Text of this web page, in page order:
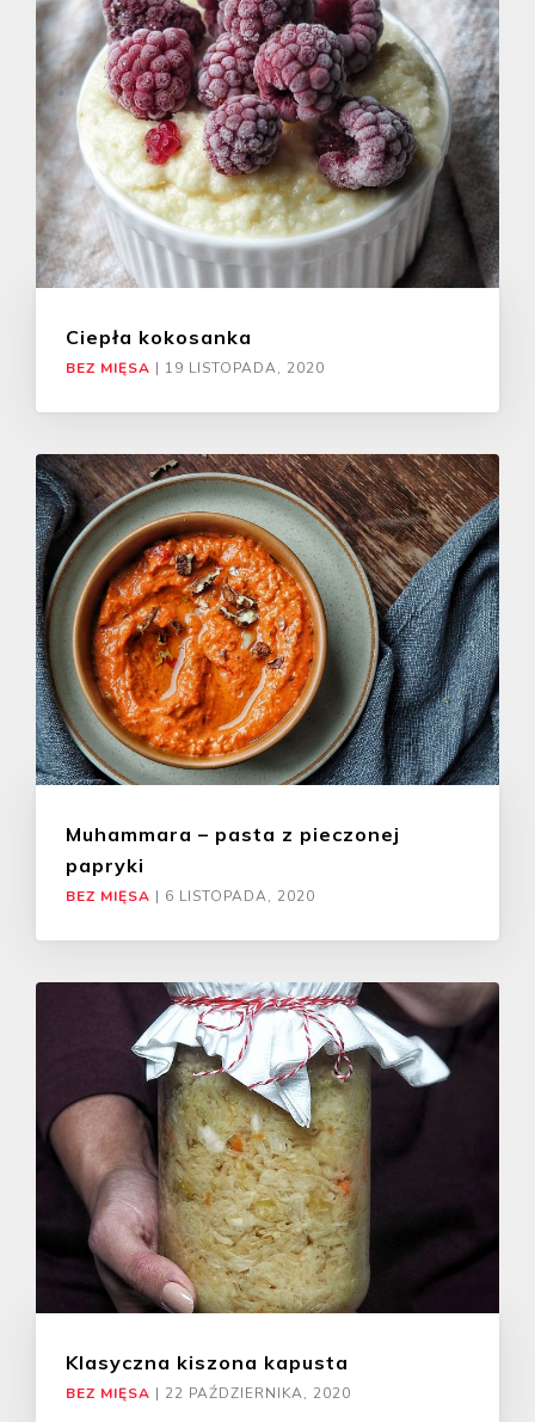
Ciepła kokosanka
BEZ MIĘSA | 19 LISTOPADA, 2020
Muhammara – pasta z pieczonej
papryki
BEZ MIĘSA | 6 LISTOPADA, 2020
Klasyczna kiszona kapusta
BEZ MIĘSA | 22 PAŹDZIERNIKA, 2020